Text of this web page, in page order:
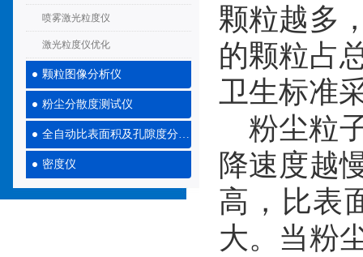
喷雾激光粒度仪
激光粒度仪优化
颗粒图像分析仪
粉尘分散度测试仪
全自动比表面积及孔隙度分析仪
密度仪
颗粒越多
的颗粒占
卫生标准
粉尘粒
降速度越
高，比表
大。当粉